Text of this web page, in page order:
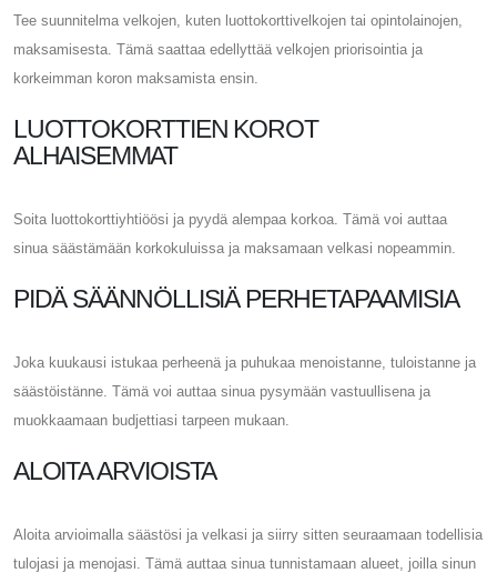
Tee suunnitelma velkojen, kuten luottokorttivelkojen tai opintolainojen,
maksamisesta. Tämä saattaa edellyttää velkojen priorisointia ja
korkeimman koron maksamista ensin.
LUOTTOKORTTIEN KOROT
ALHAISEMMAT
Soita luottokorttiyhtiöösi ja pyydä alempaa korkoa. Tämä voi auttaa
sinua säästämään korkokuluissa ja maksamaan velkasi nopeammin.
PIDÄ SÄÄNNÖLLISIÄ PERHETAPAAMISIA
Joka kuukausi istukaa perheenä ja puhukaa menoistanne, tuloistanne ja
säästöistänne. Tämä voi auttaa sinua pysymään vastuullisena ja
muokkaamaan budjettiasi tarpeen mukaan.
ALOITA ARVIOISTA
Aloita arvioimalla säästösi ja velkasi ja siirry sitten seuraamaan todellisia
tulojasi ja menojasi. Tämä auttaa sinua tunnistamaan alueet, joilla sinun